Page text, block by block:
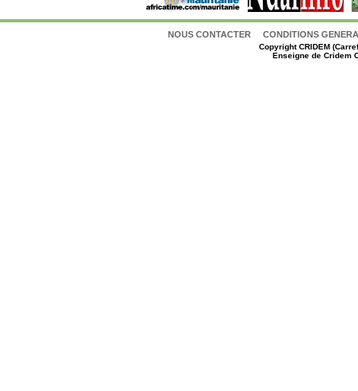
NOUS CONTACTER CONDITIONS
CopyrightCRIDEM
Enseigne de Cridem